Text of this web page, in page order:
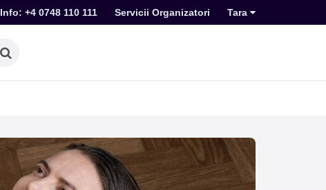
Info: +4 0748 110 111 Servicii Organizatori Tara